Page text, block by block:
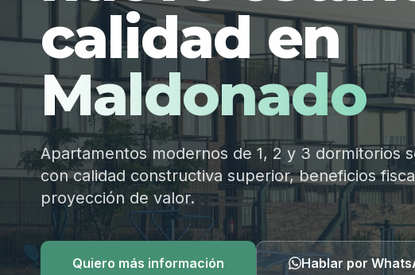
calidad en
Maldonado
Apartamentos modernos de 1, 2 y 3 dormitorios
con calidad constructiva superior, beneficios
proyección de valor.
Quiero más información Hablar por